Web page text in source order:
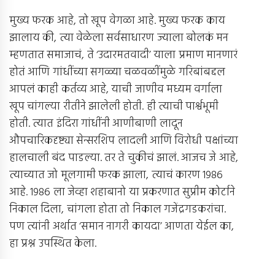
मुख्य फरक आहे, तो खूप वेगळा आहे. मुख्य फरक काय
झालाय की, त्या वेळेला सर्वसाधारण ज्याला बोलकं मन
म्हणतात समाजाचं, ते ‘उदारमतवादी’ याला प्रमाण मानणारं
होतं आणि गांधींच्या सगळ्या चळवळींमुळे गरिबांबद्दल
आपलं काही कर्तव्य आहे, याची जाणीव मध्यम वर्गाला
खूप चांगल्या रीतीने झालेली होती. ही त्याची पार्श्वभूमी
होती. त्यात इंदिरा गांधींनी आणीबाणी लादून
औपचारिकदृष्ट्या सेन्सरशिप लादली आणि विरोधी पक्षांच्या
हालचाली बंद पाडल्या. तर ते चुकीचं झालं. आजच जे आहे,
त्याच्यात जो मूलगामी फरक झाला, त्याचं कारण 1986
आहे. 1986 ला जेव्हा शहाबानो या प्रकरणात सुप्रीम कोर्टाने
निकाल दिला, चांगला होता तो निकाल गजेंद्रगडकरांचा.
पण त्यांनी अर्थात ‘समान नागरी कायदा’ आणता येईल का,
हा प्रश्न उपस्थित केला.